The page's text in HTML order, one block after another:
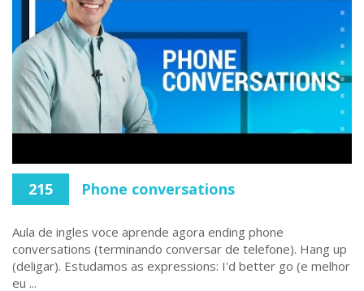
215 Phone conversations
Aula de ingles voce aprende agora ending phone
conversations (terminando conversar de telefone). Hang up
(deligar). Estudamos as expressions: I'd better go (e melhor
eu ...